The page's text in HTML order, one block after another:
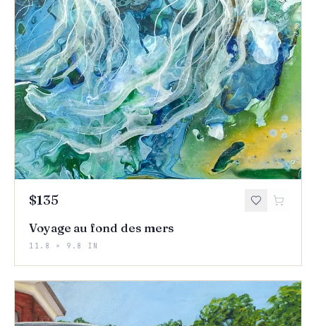
$135
Voyage au fond des mers
11.8 × 9.8 IN